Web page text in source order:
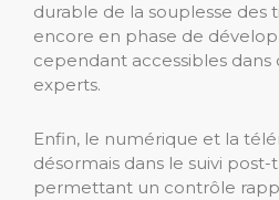
durable de la souplesse des
encore en phase de
cependant accessibles
experts.
Enfin, le numérique et la
désormais dans le suivi
permettant un contrôle